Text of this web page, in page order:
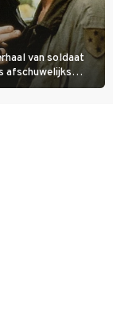
van soldaat
afschuwelijks
te klappen.